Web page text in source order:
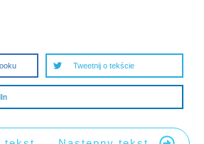
Tweetnij o tekście